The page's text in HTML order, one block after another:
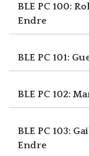
BLE PC 100:
Endre
BLE PC 101:
BLE PC 102:
BLE PC 103:
Endre